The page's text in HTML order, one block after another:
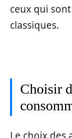
ceux qui
classiques.
Choisir
Le choix des